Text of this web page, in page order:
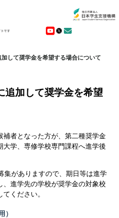
加して奨学金を希望する場合について
追加して奨学金を希望
者となった方が、第二種奨学金
大学、専修学校専門課程へ進学後
集がありますので、期日等は進学
進学先の学校が奨学金の対象校
ください。
）